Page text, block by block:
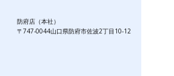
防府店（本社）
〒747-0044山口県防府市佐波2丁目10-12